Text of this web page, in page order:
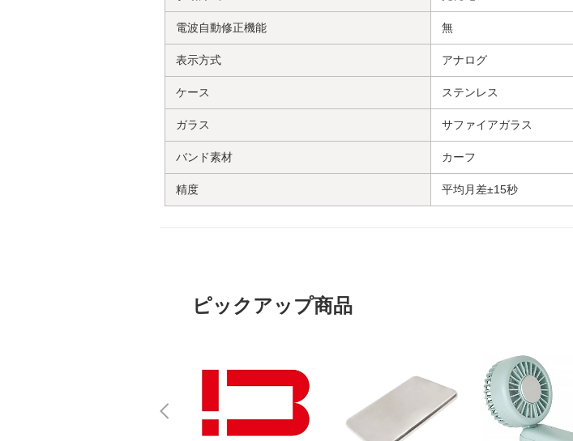
電波自動修正機能 無
表示方式 アナログ
ケース ステンレス
ガラス サファイアガラス
バンド素材 カーフ
精度 平均月差±15秒
ピックアップ商品